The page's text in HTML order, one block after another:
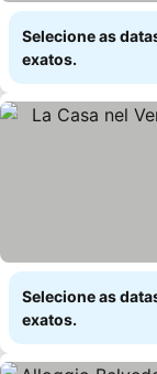
Selecione as
exatos.
Selecione as
exatos.